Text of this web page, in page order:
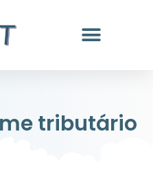
tributário